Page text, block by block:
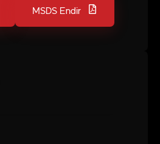
MSDS Endir